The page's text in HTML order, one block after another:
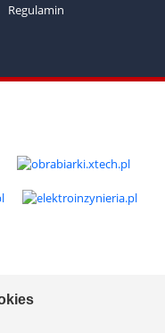
Regulamin
MŚP